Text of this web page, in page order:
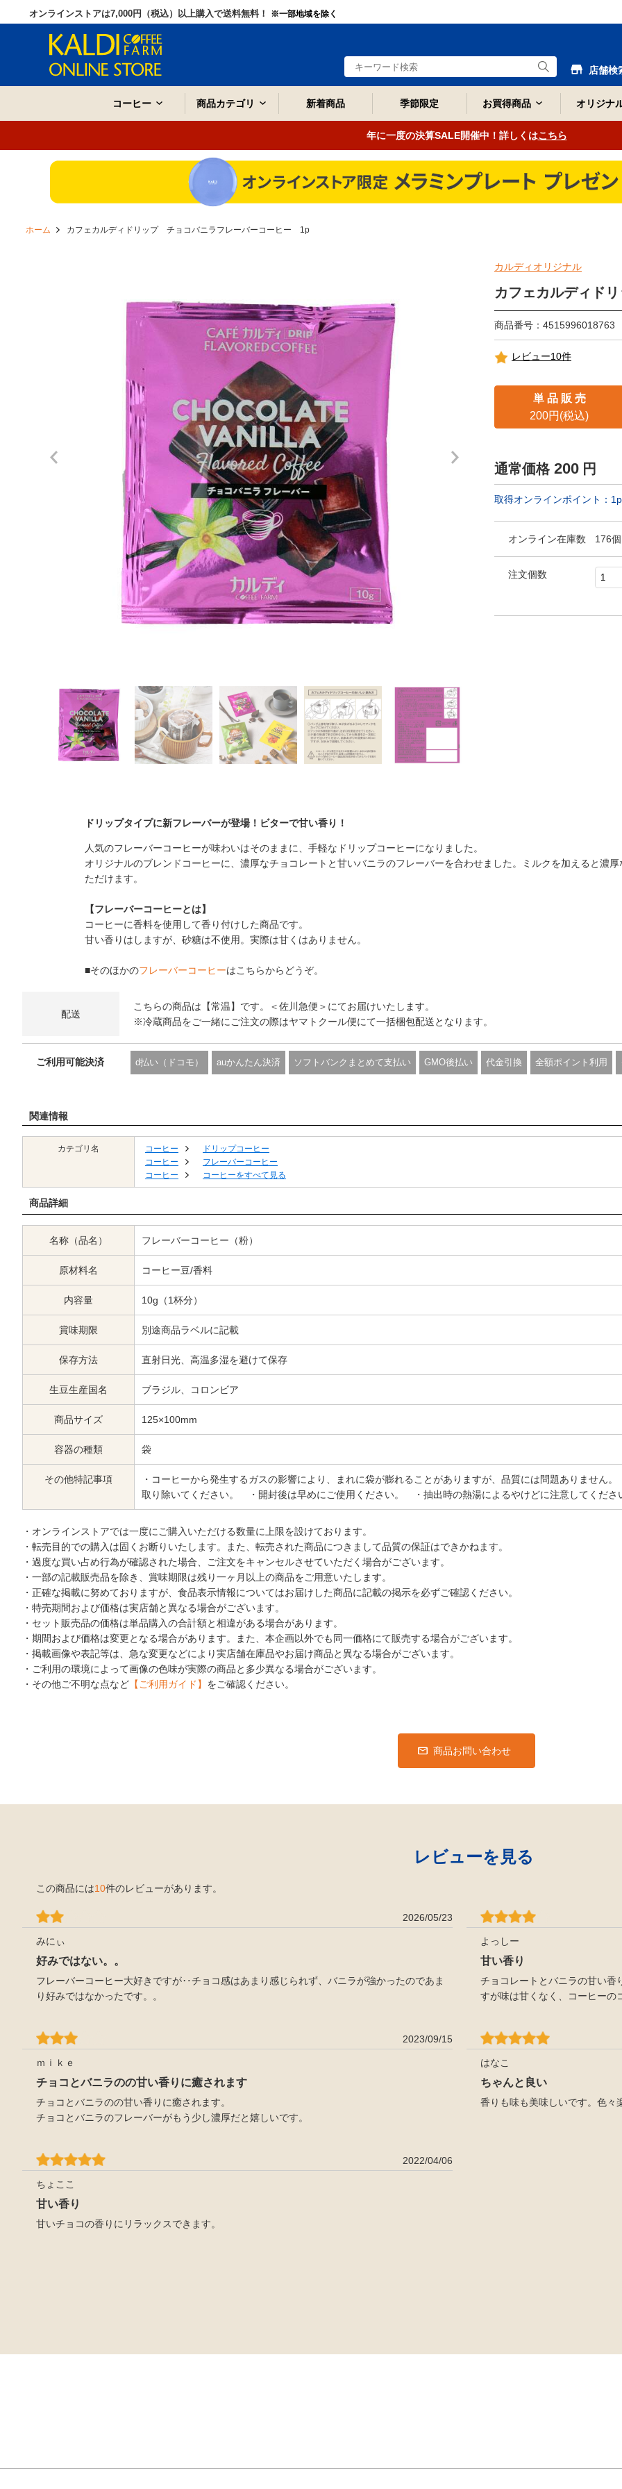
オンラインストアは7,000円（税込）以上購入で送料無料！ ※一部地域を除く
店舗検
コーヒー 商品カテゴリ 新着商品 季節限定 お買得商品 オリジナ
年に一度の決算SALE開催中！詳しくはこちら
ホーム カフェカルディドリップ チョコバニラフレーバーコーヒー 1p
カルディオリジナル
カフェカルディド
商品番号：4515996018763
レビュー10件
単 品 販 売
200円(税込)
通常価格 200 円
取得オンラインポイント： 1
オンライン在庫数 176個
注文個数
ドリップタイプに新フレーバーが登場！ビターで甘い香り！
人気のフレーバーコーヒーが味わいはそのままに、手軽なドリップコーヒーになりました。
オリジナルのブレンドコーヒーに、濃厚なチョコレートと甘いバニラのフレーバーを合わせました。ミルクを加えると濃
ただけます。
【フレーバーコーヒーとは】
コーヒーに香料を使用して香り付けした商品です。
甘い香りはしますが、砂糖は不使用。実際は甘くはありません。
■そのほかのフレーバーコーヒーはこちらからどうぞ。
配送
こちらの商品は【常温】です。＜佐川急便＞にてお届けいたします。
※冷蔵商品をご一緒にご注文の際はヤマトクール便にて一括梱包配送となります。
ご利用可能決済 d払い（ドコモ） auかんたん決済 ソフトバンクまとめて支払い GMO後払い 代金引換 全額ポイント利用
関連情報
カテゴリ名 コーヒー
ドリップコーヒー
コーヒー
フレーバーコーヒー
コーヒー
コーヒーをすべて見る
商品詳細
名称（品名） フレーバーコーヒー（粉）
原材料名 コーヒー豆/香料
内容量 10g（1杯分）
賞味期限 別途商品ラベルに記載
保存方法 直射日光、高温多湿を避けて保存
生豆生産国名 ブラジル、コロンビア
商品サイズ 125×100mm
容器の種類 袋
その他特記事項
・コーヒーから発生するガスの影響により、まれに袋が膨れることがありますが、品質には問題ありませ
取り除いてください。 ・開封後は早めにご使用ください。 ・抽出時の熱湯によるやけどに注意してくださ
・オンラインストアでは一度にご購入いただける数量に上限を設けております。
・転売目的での購入は固くお断りいたします。また、転売された商品につきまして品質の保証はできかねます。
・過度な買い占め行為が確認された場合、ご注文をキャンセルさせていただく場合がございます。
・一部の記載販売品を除き、賞味期限は残り一ヶ月以上の商品をご用意いたします。
・正確な掲載に努めておりますが、食品表示情報についてはお届けした商品に記載の掲示を必ずご確認ください。
・特売期間および価格は実店舗と異なる場合がございます。
・セット販売品の価格は単品購入の合計額と相違がある場合があります。
・期間および価格は変更となる場合があります。また、本企画以外でも同一価格にて販売する場合がございます。
・掲載画像や表記等は、急な変更などにより実店舗在庫品やお届け商品と異なる場合がございます。
・ご利用の環境によって画像の色味が実際の商品と多少異なる場合がございます。
・その他ご不明な点など 【ご利用ガイド】 をご確認ください。
商品お問い合わせ
レビューを見る
この商品には10件のレビューがあります。
2026/05/23
みにぃ
好みではない。。
フレーバーコーヒー大好きですが‥チョコ感はあまり感じられず、バニラが強かったのであま
り好みではなかったです。。
よっしー
甘い香り
チョコレートとバニラの甘い香
すが味は甘くなく、コーヒーの
2023/09/15
ｍｉｋｅ
チョコとバニラのの甘い香りに癒されます
チョコとバニラのの甘い香りに癒されます。
チョコとバニラのフレーバーがもう少し濃厚だと嬉しいです。
はなこ
ちゃんと良い
香りも味も美味しいです。色々
2022/04/06
ちょここ
甘い香り
甘いチョコの香りにリラックスできます。